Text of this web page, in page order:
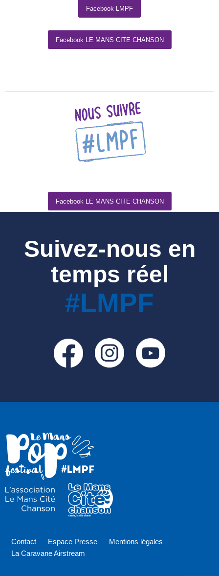
Facebook LMPF
Facebook LE MANS CITE CHANSON
Facebook LE MANS CITE CHANSON
Suivez-nous en
temps réel
#LMPF
Contact Espace Presse
Mentions légales
La Caravane Airstream